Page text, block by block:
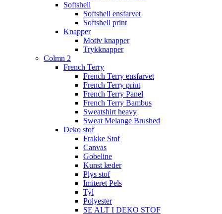
Softshell
Softshell ensfarvet
Softshell print
Knapper
Motiv knapper
Trykknapper
Colmn 2
French Terry
French Terry ensfarvet
French Terry print
French Terry Panel
French Terry Bambus
Sweatshirt heavy
Sweat Melange Brushed
Deko stof
Frakke Stof
Canvas
Gobeline
Kunst læder
Plys stof
Imiteret Pels
Tyl
Polyester
SE ALT I DEKO STOF